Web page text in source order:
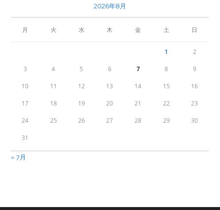
2026年8月
月 火 水 木 金 土 日
1 2
3 4 5 6 7 8 9
10 11 12 13 14 15 16
17 18 19 20 21 22 23
24 25 26 27 28 29 30
31
« 7月